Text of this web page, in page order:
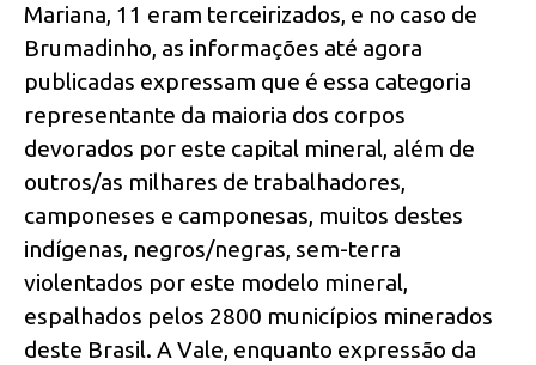
Mariana, 11 eram terceirizados, e no caso de
Brumadinho, as informações até agora
publicadas expressam que é essa categoria
representante da maioria dos corpos
devorados por este capital mineral, além de
outros/as milhares de trabalhadores,
camponeses e camponesas, muitos destes
indígenas, negros/negras, sem-terra
violentados por este modelo mineral,
espalhados pelos 2800 municípios minerados
deste Brasil. A Vale, enquanto expressão da